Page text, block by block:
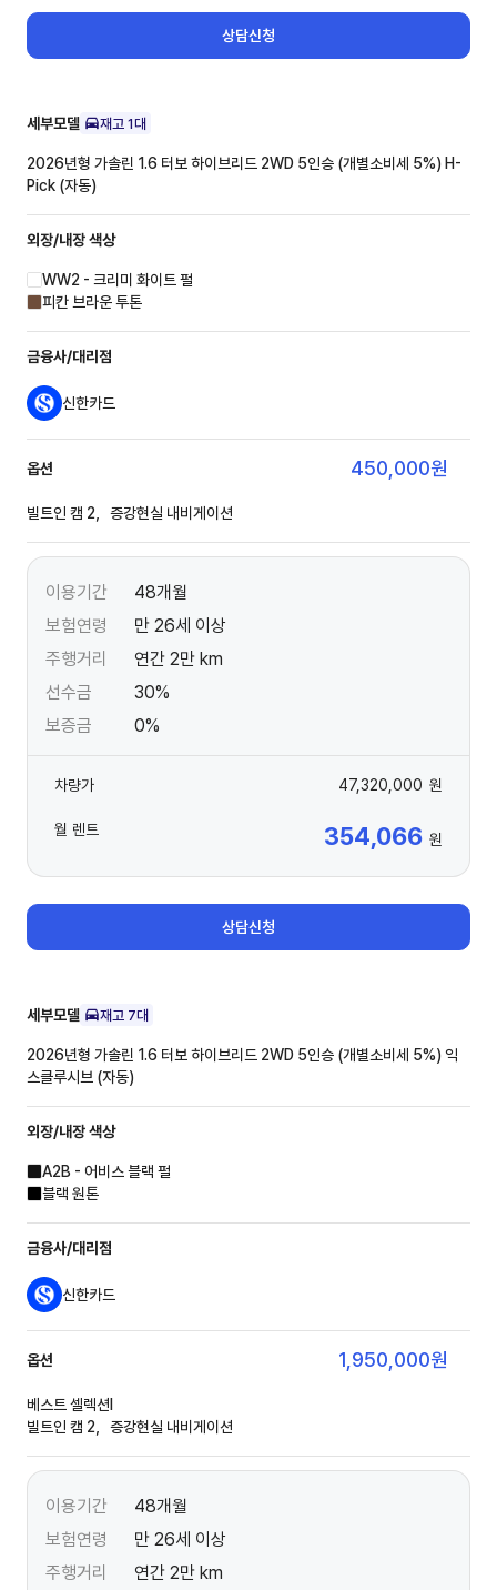
상담신청
세부모델 재고 1대
2026년형 가솔린 1.6 터보 하이브리드 2WD 5인승 (개별소비세 5%) H-
Pick (자동)
외장/내장색상
WW2 - 크리미 화이트 펄
피칸 브라운 투톤
금융사/대리점
신한카드
옵션 450,000원
빌트인 캠 2，증강현실 내비게이션
이용기간
48개월
보험연령
만 26세 이상
주행거리
연간 2만 km
선수금
30%
보증금
0%
차량가 47,320,000 원
월 렌트 354,066 원
상담신청
세부모델 재고 7대
2026년형 가솔린 1.6 터보 하이브리드 2WD 5인승 (개별소비세 5%)익
스클루시브 (자동)
외장/내장색상
A2B - 어비스 블랙 펄
블랙 원톤
금융사/대리점
신한카드
옵션 1,950,000원
베스트 셀렉션Ⅰ
빌트인 캠 2，증강현실 내비게이션
이용기간
48개월
보험연령
만 26세 이상
주행거리
연간 2만 km